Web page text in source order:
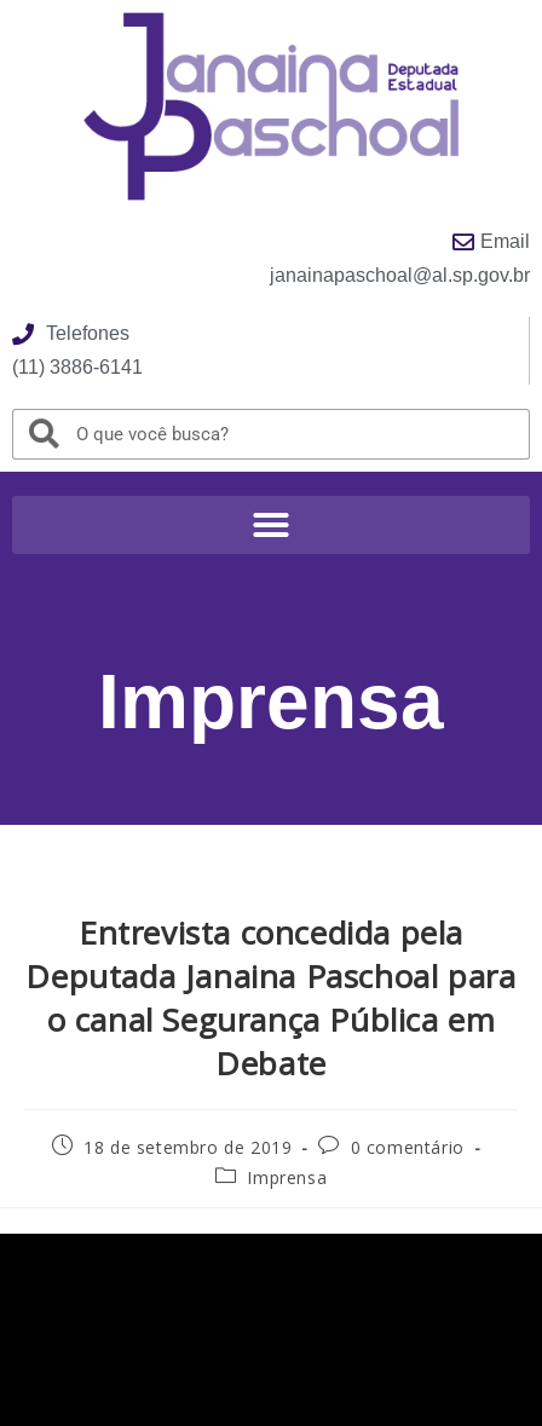
Email
janainapaschoal@al.sp.gov.br
Telefones
(11) 3886-6141
Imprensa
Entrevista concedida pela
Deputada Janaina Paschoal para
o canal Segurança Pública em
Debate
18 de setembro de 2019
0 comentário
Imprensa